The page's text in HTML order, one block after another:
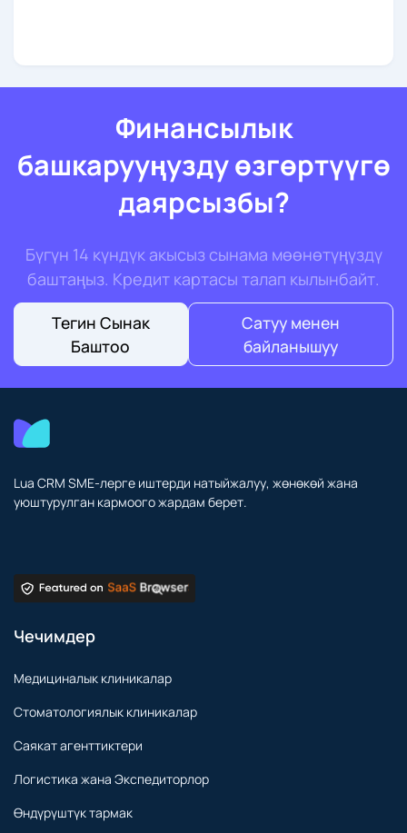
Финансылык
башкарууңузду өзгөртүүгө
даярсызбы?
Бүгүн 14 күндүк акысыз сынама мөөнөтүңүздү
баштаңыз. Кредит картасы талап кылынбайт.
Тегин Сынак
Баштоо
Сатуу менен
байланышуу
Lua CRM SME-лерге иштерди натыйжалуу, жөнөкөй жана
уюштурулган кармоого жардам берет.
Чечимдер
Медициналык клиникалар
Стоматологиялык клиникалар
Саякат агенттиктери
Логистика жана Экспедиторлор
Өндүрүштүк тармак